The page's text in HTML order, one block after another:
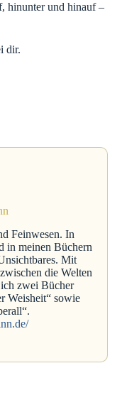
hinunter und hinauf –
dir.
Feinwesen. In
in meinen Büchern
Mit
die Welten
zwei Bücher
Weisheit“ sowie